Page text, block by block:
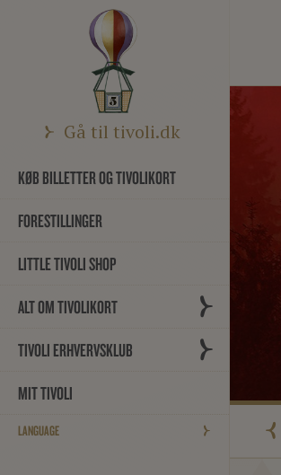
Gå til tivoli.dk
KØB BILLETTER OG TIVOLIKORT
FORESTILLINGER
LITTLE TIVOLI SHOP
ALT OM TIVOLIKORT
TIVOLI ERHVERVSKLUB
MIT TIVOLI
LANGUAGE